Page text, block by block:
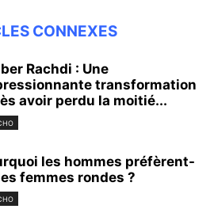
CONNEXES
Rachdi : Une
transformation
avoir perdu la moitié...
les hommes préfèrent-
femmes rondes ?